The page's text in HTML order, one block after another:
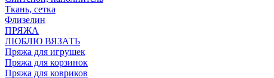
Ткань, сетка
Флизелин
ПРЯЖА
ЛЮБЛЮ ВЯЗАТЬ
Пряжа для игрушек
Пряжа для корзинок
Пряжа для ковриков